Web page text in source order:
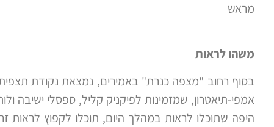
מראש
משהו לראות
בסוף רחוב "מצפה כנרת" באמירים, נמצאת נקודת
אמפי-תיאטרון, שמזמינות לפיקניק קליל, ספסלי
היפה שתוכלו לראות במהלך היום, תוכלו לקפוץ